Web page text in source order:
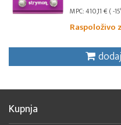
MPC: 410,11 € ( -
Raspoloživo
Kupnja